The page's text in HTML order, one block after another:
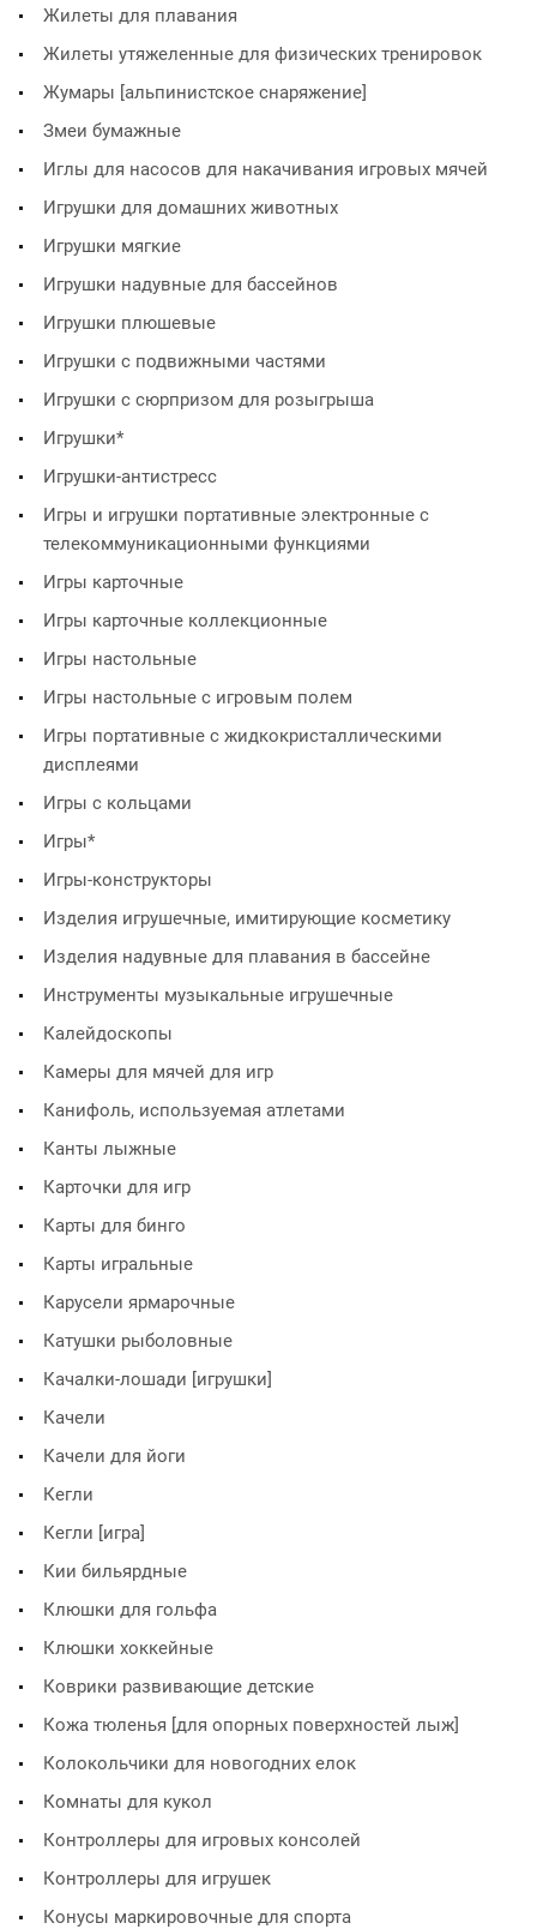
Жилеты для плавания
Жилеты утяжеленные для физических тренировок
Жумары [альпинистское снаряжение]
Змеи бумажные
Иглы для насосов для накачивания игровых мячей
Игрушки для домашних животных
Игрушки мягкие
Игрушки надувные для бассейнов
Игрушки плюшевые
Игрушки с подвижными частями
Игрушки с сюрпризом для розыгрыша
Игрушки*
Игрушки-антистресс
Игры и игрушки портативные электронные с
телекоммуникационными функциями
Игры карточные
Игры карточные коллекционные
Игры настольные
Игры настольные с игровым полем
Игры портативные с жидкокристаллическими
дисплеями
Игры с кольцами
Игры*
Игры-конструкторы
Изделия игрушечные, имитирующие косметику
Изделия надувные для плавания в бассейне
Инструменты музыкальные игрушечные
Калейдоскопы
Камеры для мячей для игр
Канифоль, используемая атлетами
Канты лыжные
Карточки для игр
Карты для бинго
Карты игральные
Карусели ярмарочные
Катушки рыболовные
Качалки-лошади [игрушки]
Качели
Качели для йоги
Кегли
Кегли [игра]
Кии бильярдные
Клюшки для гольфа
Клюшки хоккейные
Коврики развивающие детские
Кожа тюленья [для опорных поверхностей лыж]
Колокольчики для новогодних елок
Комнаты для кукол
Контроллеры для игровых консолей
Контроллеры для игрушек
Конусы маркировочные для спорта